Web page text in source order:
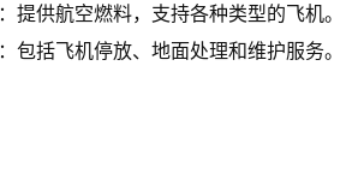
：提供航空燃料，支持各种类型的飞机。
：包括飞机停放、地面处理和维护服务。